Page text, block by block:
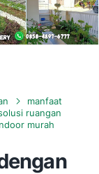
manfaat
ruangan
murah